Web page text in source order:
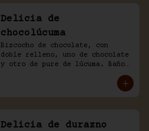
Delicia de
chocolúcuma
Bizcocho de chocolate, con
doble relleno, uno de chocolate
y otro de pure de lúcuma. Baño
Delicia de durazno